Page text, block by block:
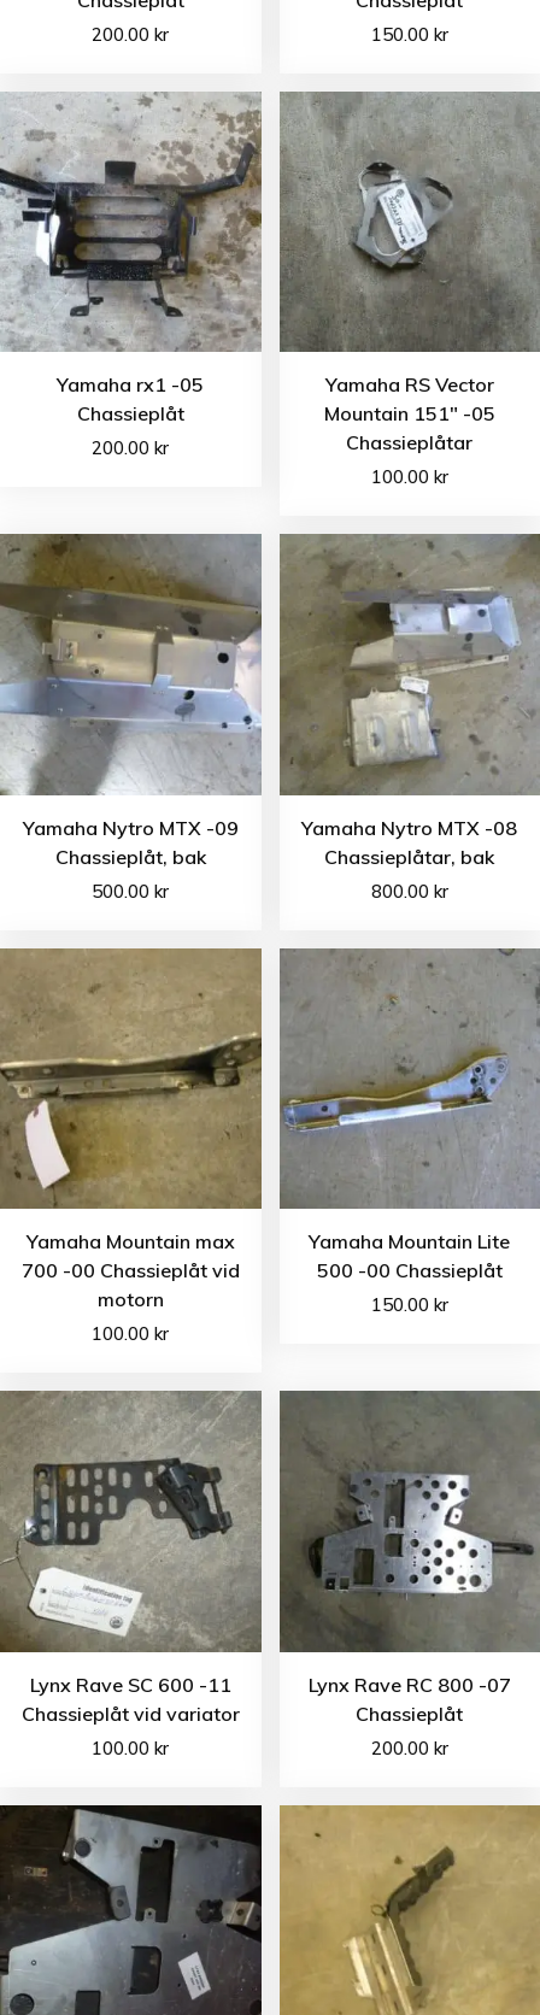
200.00kr 150.00 kr
Yamaha rx1 -05
Chassieplåt
200.00kr
Yamaha RS Vector
Mountain 151″ -05
Chassieplåtar
100.00 kr
Yamaha Nytro MTX -09
Chassieplåt, bak
500.00kr
Yamaha Nytro MTX -08
Chassieplåtar, bak
800.00 kr
Yamaha Mountain max
700 -00 Chassieplåt vid
motorn
100.00kr
Yamaha Mountain Lite
500 -00 Chassieplåt
150.00 kr
Lynx Rave SC 600 -11
Chassieplåt vid variator
100.00kr
Lynx Rave RC 800 -07
Chassieplåt
200.00 kr